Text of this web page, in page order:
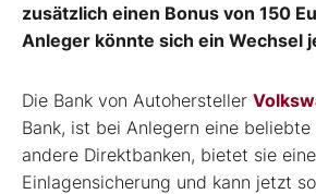
zusätzlich einen Bonus von 150
Anleger könnte sich ein Wechsel
Die Bank von Autohersteller
Bank, ist bei Anlegern eine beliebte
andere Direktbanken, bietet sie
Einlagensicherung und kann jetzt